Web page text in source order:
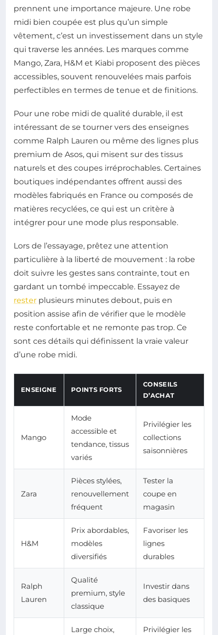
prennent une importance majeure. Une robe
midi bien coupée est plus qu’un simple
vêtement, c’est un investissement dans un style
qui traverse les années. Les marques comme
Mango, Zara, H&M et Kiabi proposent des pièces
accessibles, souvent renouvelées mais parfois
perfectibles en termes de tenue et de finitions.
Pour une robe midi de qualité durable, il est
intéressant de se tourner vers des enseignes
comme Ralph Lauren ou même des lignes plus
premium de Asos, qui misent sur des tissus
naturels et des coupes irréprochables. Certaines
boutiques indépendantes offrent aussi des
modèles fabriqués en France ou composés de
matières recyclées, ce qui est un critère à
intégrer pour une mode plus responsable.
Lors de l’essayage, prêtez une attention
particulière à la liberté de mouvement : la robe
doit suivre les gestes sans contrainte, tout en
gardant un tombé impeccable. Essayez de
rester plusieurs minutes debout, puis en
position assise afin de vérifier que le modèle
reste confortable et ne remonte pas trop. Ce
sont ces détails qui définissent la vraie valeur
d’une robe midi.
ENSEIGNE POINTS FORTS
CONSEILS
D’ACHAT
Mango
Mode
accessible et
tendance, tissus
variés
Privilégier les
collections
saisonnières
Zara
Pièces stylées,
renouvellement
fréquent
Tester la
coupe en
magasin
H&M
Prix abordables,
modèles
diversifiés
Favoriser les
lignes
durables
Ralph
Lauren
Qualité
premium, style
classique
Investir dans
des basiques
Large choix,
Privilégier les